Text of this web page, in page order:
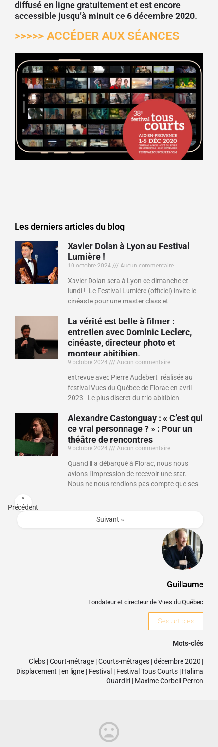
Guillaume
Fondateur et directeur de Vues du Québec
Ses articles
Mots-clés
Clebs |Court-métrage |Courts-métrages |décembre 2020 |
Displacement |en ligne | Festival | Festival Tous Courts | Halima
Ouardiri | Maxime Corbeil-Perron
diffusé en ligne gratuitement et est encore
accessible jusqu’à minuit ce 6 décembre 2020.
>>>>> ACCÉDER AUX SÉANCES
Les derniers articles du blog
Xavier Dolan à Lyon au Festival
Lumière !
10 octobre 2024 Aucun commentaire
Xavier Dolan sera à Lyon ce dimanche et
lundi ! Le Festival Lumière (officiel) invite le
cinéaste pour une master class et
La vérité est belle à filmer :
entretien avec Dominic Leclerc,
cinéaste, directeur photo et
monteur abitibien.
9 octobre 2024 Aucun commentaire
entrevue avec Pierre Audebert réalisée au
festival Vues du Québec de Florac en avril
2023 Le plus discret du trio abitibien
Alexandre Castonguay : « C’est qui
ce vrai personnage ? » : Pour un
théâtre de rencontres
9 octobre 2024 Aucun commentaire
Quand il a débarqué à Florac, nous nous
avions l’impression de recevoir une star.
Nous ne nous rendions pas compte que ses
«
Précédent
Suivant »